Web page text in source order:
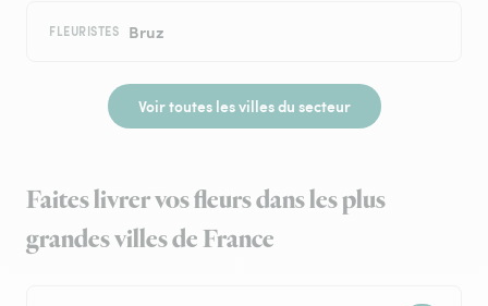
FLEURISTES Bruz
Voir toutes les villes du secteur
Faites livrer vos fleurs dans les plus
grandes villes de France